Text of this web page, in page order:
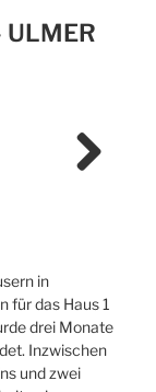
ULMER
in
für das Haus 1
drei Monate
Inzwischen
und zwei